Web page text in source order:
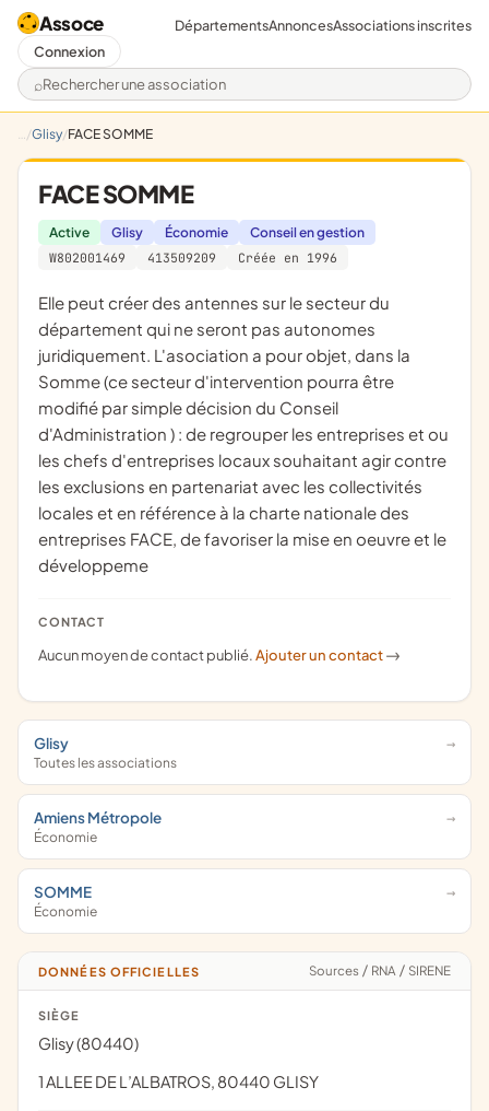
Assoce
Rechercher une association
DépartementsAnnoncesAssociations inscrites
Connexion
Glisy FACE SOMME
FACE SOMME
Active Glisy Économie
Conseil en gestion
W802001469
413509209 Créée en 1996
elle peut créer des antennes sur le secteur du
département qui ne seront pas autonomes
juridiquement. L'asociation a pour objet, dans la
Somme (ce secteur d'intervention pourra être
modifié par simple décision du Conseil
d'Administration ) : de regrouper les entreprises et ou
les chefs d'entreprises locaux souhaitant agir contre
les exclusions en partenariat avec les collectivités
locales et en référence à la charte nationale des
entreprises FACE, de favoriser la mise en oeuvre et le
développeme
CONTACT
Aucun moyen de contact publié.Ajouter un contact ->
Glisy
Toutes les associations
Amiens Métropole
Économie
SOMME
Économie
DONNÉES OFFICIELLES Sources / RNA / SIRENE
SIÈGE
Glisy (80440)
1 ALLEE DE L’ALBATROS, 80440 GLISY